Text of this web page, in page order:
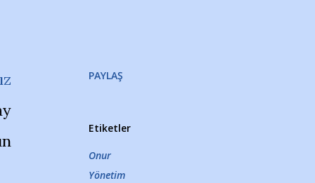
PAYLAŞ
Etiketler
Onur
Yönetim